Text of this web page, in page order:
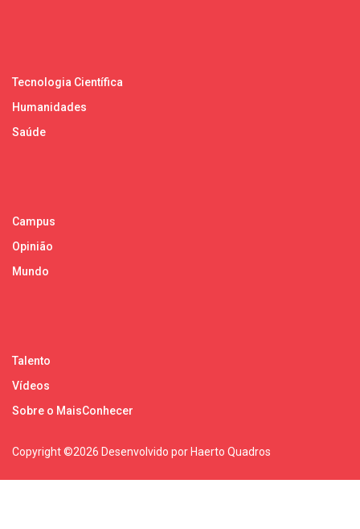
Tecnologia Científica
Humanidades
Saúde
Campus
Opinião
Mundo
Talento
Vídeos
Sobre o MaisConhecer
Copyright ©2026 Desenvolvido por Haerto Quadros